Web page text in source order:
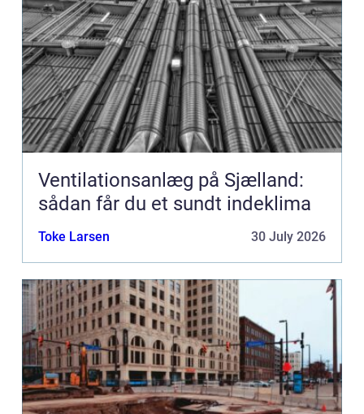
Ventilationsanlæg på Sjælland:
sådan får du et sundt indeklima
Toke Larsen 30 July 2026